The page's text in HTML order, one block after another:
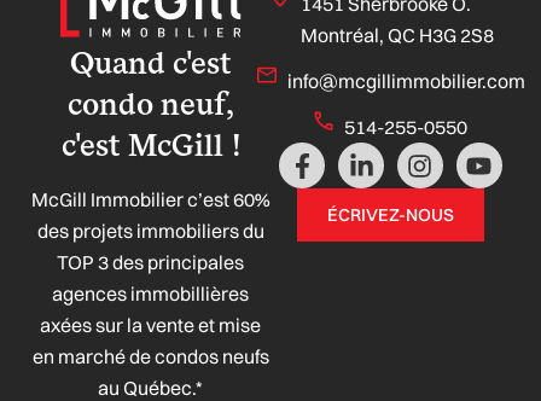
Quand c'est
condo neuf,
c'est McGill !
McGill Immobilier c’est 60%
des projets immobiliers du
TOP 3 des principales
agences immobillières
axées sur la vente et mise
en marché de condos neufs
au Québec.*
Montréal, QC H3G 2S8
info@mcgillimmobilier.com
514-255-0550
F
a
L
i
n
k
I
n
s
t
Y
o
ÉCRIVEZ-NOUS